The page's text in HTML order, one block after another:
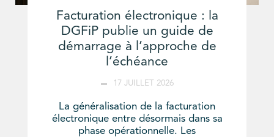
Facturation électronique : la
DGFiP publie un guide de
démarrage à l’approche de
l’échéance
17 JUILLET 2026
La généralisation de la facturation
électronique entre désormais dans sa
phase opérationnelle. Les